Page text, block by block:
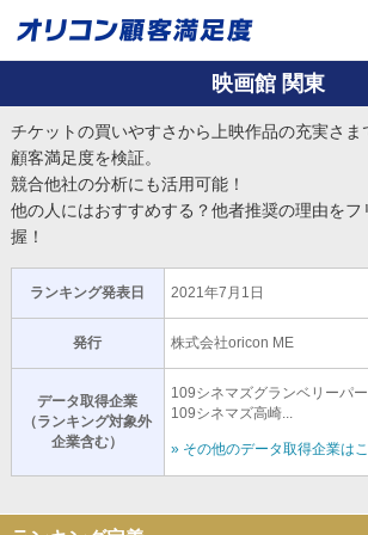
映画館 関東
チケットの買いやすさから上映作品の充実さま
顧客満足度を検証。
競合他社の分析にも活用可能！
他の人にはおすすめする？他者推奨の理由をフ
握！
ランキング発表日 2021年7月1日
発行 株式会社oricon ME
データ取得企業
（ランキング対象外
企業含む）
109シネマズグランベリーパ
109シネマズ高崎...
» その他のデータ取得企業は